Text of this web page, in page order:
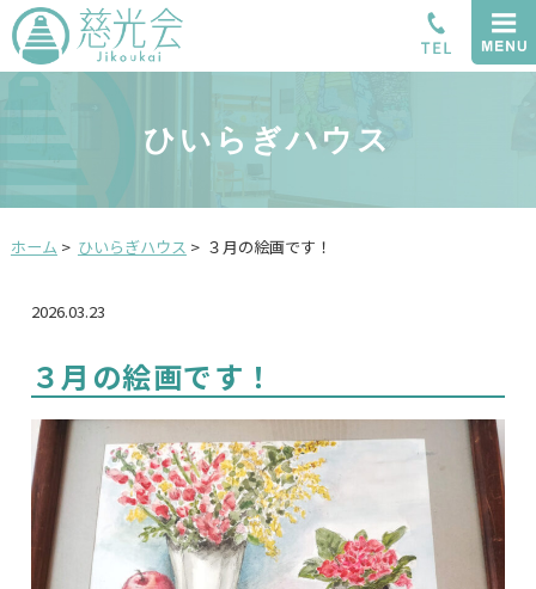
ひいらぎハウス
ホーム > ひいらぎハウス > ３月の絵画です！
2026.03.23
３月の絵画です！